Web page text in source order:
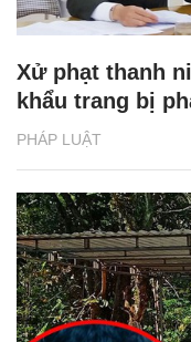
PHÁP LUẬT
Xử phạt thanh
khẩu trang bị